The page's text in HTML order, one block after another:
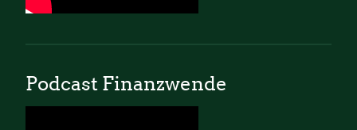
Podcast Finanzwende